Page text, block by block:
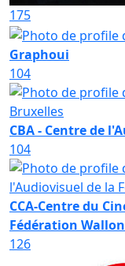
175
Graphoui
104
CBA - Centre de
104
CCA-Centre du
Fédération
126